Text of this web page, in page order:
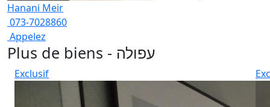
Hanani Meir
073-7028860
Appelez
Plus de biens - עפולה
Exclusif